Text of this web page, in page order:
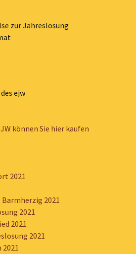
zur Jahreslosung
ejw
können Sie hier kaufen
2021
2021
2021
2021
2021
2021